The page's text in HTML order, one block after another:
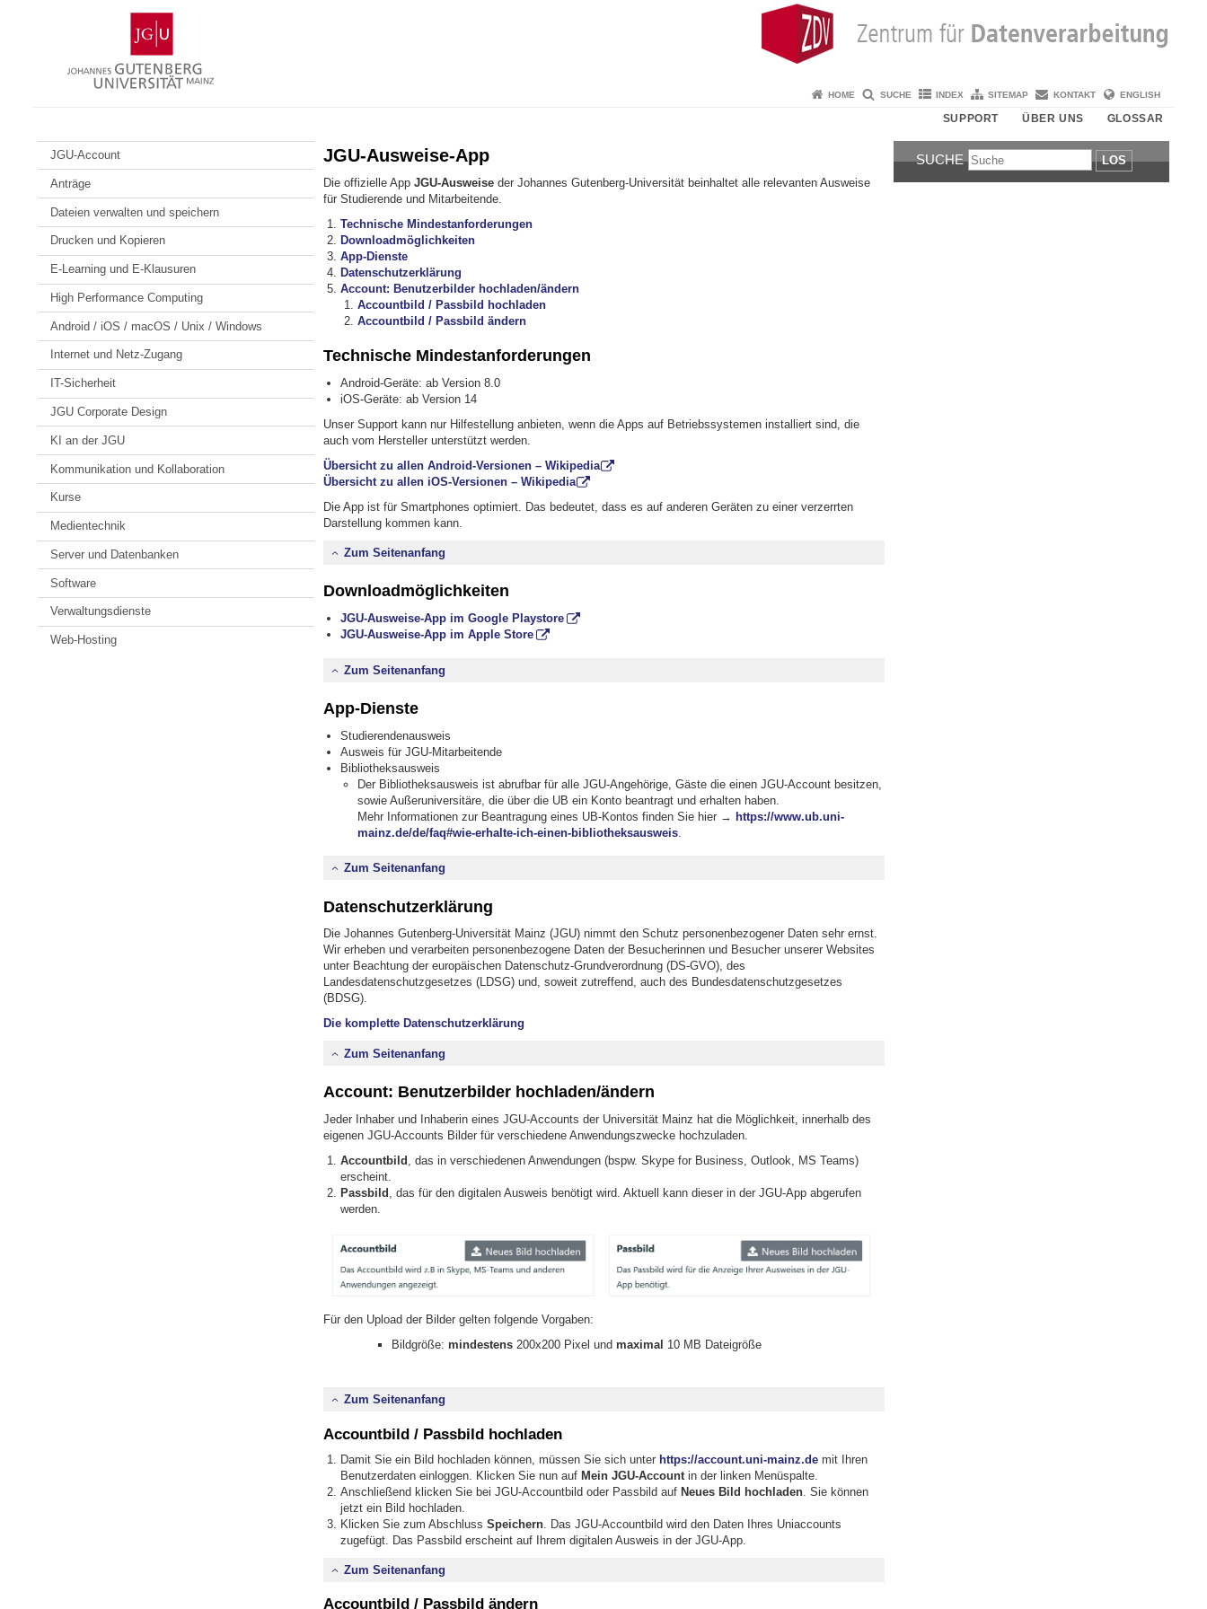
Gutenberg-
Universität
Mainz
HOME SUCHE INDEX SITEMAP KONTAKT ENGLISH
SUPPORT ÜBER UNS GLOSSAR
JGU-Account
Anträge
Dateien verwalten und speichern
Drucken und Kopieren
E-Learning und E-Klausuren
High Performance Computing
Android / iOS / macOS / Unix / Windows
Internet und Netz-Zugang
IT-Sicherheit
JGU Corporate Design
KI an der JGU
Kommunikation und Kollaboration
Kurse
Medientechnik
Server und Datenbanken
Software
Verwaltungsdienste
Web-Hosting
JGU-Ausweise-App
Die offizielle App JGU-Ausweiseder Johannes Gutenberg-Universität beinhaltet alle relevanten Ausweise
für Studierende und Mitarbeitende.
Technische Mindestanforderungen
Downloadmöglichkeiten
App-Dienste
Datenschutzerklärung
Account: Benutzerbilder hochladen/ändern
Accountbild / Passbild hochladen
Accountbild / Passbild ändern
Technische Mindestanforderungen
Android-Geräte: ab Version 8.0
iOS-Geräte: ab Version 14
Unser Support kann nur Hilfestellung anbieten, wenn die Apps auf Betriebssystemen installiert sind, die
auch vom Hersteller unterstützt werden.
Übersicht zu allen Android-Versionen – Wikipedia
Übersicht zu allen iOS-Versionen – Wikipedia
Die App ist für Smartphones optimiert. Das bedeutet, dass es auf anderen Geräten zu einer verzerrten
Darstellung kommen kann.
Zum Seitenanfang
Downloadmöglichkeiten
JGU-Ausweise-App im Google Playstore
JGU-Ausweise-App im Apple Store
Zum Seitenanfang
App-Dienste
Studierendenausweis
Ausweis für JGU-Mitarbeitende
Bibliotheksausweis
Der Bibliotheksausweis ist abrufbar für alle JGU-Angehörige, Gäste die einen JGU-Account besitzen,
sowie Außeruniversitäre, die über die UB ein Konto beantragt und erhalten haben.
Mehr Informationen zur Beantragung eines UB-Kontos finden Sie hier → https://www.ub.uni-
mainz.de/de/faq#wie-erhalte-ich-einen-bibliotheksausweis.
Zum Seitenanfang
Datenschutzerklärung
Die Johannes Gutenberg-Universität Mainz (JGU) nimmt den Schutz personenbezogener Daten sehr ernst.
Wir erheben und verarbeiten personenbezogene Daten der Besucherinnen und Besucher unserer Websites
unter Beachtung der europäischen Datenschutz-Grundverordnung (DS-GVO), des
Landesdatenschutzgesetzes (LDSG) und, soweit zutreffend, auch des Bundesdatenschutzgesetzes
(BDSG).
Die komplette Datenschutzerklärung
Zum Seitenanfang
Account: Benutzerbilder hochladen/ändern
Jeder Inhaber und Inhaberin eines JGU-Accounts der Universität Mainz hat die Möglichkeit, innerhalb des
eigenen JGU-Accounts Bilder für verschiedene Anwendungszwecke hochzuladen.
Accountbild
, das in verschiedenen Anwendungen (bspw. Skype for Business, Outlook, MS Teams)
erscheint.
Passbild
, das für den digitalen Ausweis benötigt wird. Aktuell kann dieser in der JGU-App abgerufen
werden.
Für den Upload der Bilder gelten folgende Vorgaben:
Bildgröße:mindestens 200x200 Pixel und maximal 10 MB Dateigröße
Zum Seitenanfang
Accountbild / Passbild hochladen
Damit Sie ein Bild hochladen können, müssen Sie sich unter https://account.uni-mainz.demit Ihren
Benutzerdaten einloggen. Klicken Sie nun auf Mein JGU-Accountin der linken Menüspalte.
Anschließend klicken Sie bei JGU-Accountbild oder Passbild auf Neues Bild hochladen. Sie können
jetzt ein Bild hochladen.
Klicken Sie zum Abschluss Speichern. Das JGU-Accountbild wird den Daten Ihres Uniaccounts
zugefügt. Das Passbild erscheint auf Ihrem digitalen Ausweis in der JGU-App.
Zum Seitenanfang
Accountbild / Passbild ändern
SUCHE LOS